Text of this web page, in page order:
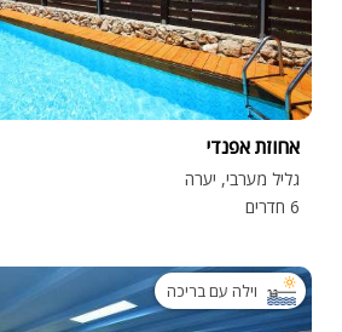
אחוזת אפנדי
גליל מערבי, יערה
6 חדרים
וילה עם בריכה